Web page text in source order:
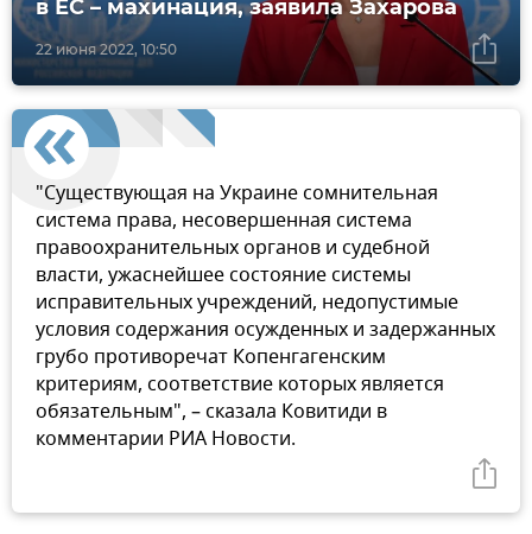
22 июня 2022, 10:50
в ЕС – махинация, заявила Захарова
"Существующая на Украине сомнительная
система права, несовершенная система
правоохранительных органов и судебной
власти, ужаснейшее состояние системы
исправительных учреждений, недопустимые
условия содержания осужденных и задержанных
грубо противоречат Копенгагенским
критериям, соответствие которых является
обязательным", – сказала Ковитиди в
комментарии РИА Новости.